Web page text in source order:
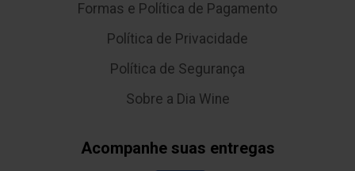
Formas e Política de Pagamento
Política de Privacidade
Política de Segurança
Sobre a Dia Wine
Acompanhe suas entregas